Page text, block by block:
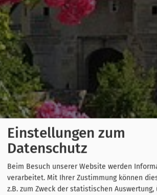
Einstellungen zum
Datenschutz
Beim Besuch unserer Website werden
verarbeitet. Mit Ihrer Zustimmung können
z.B. zum Zweck der statistischen